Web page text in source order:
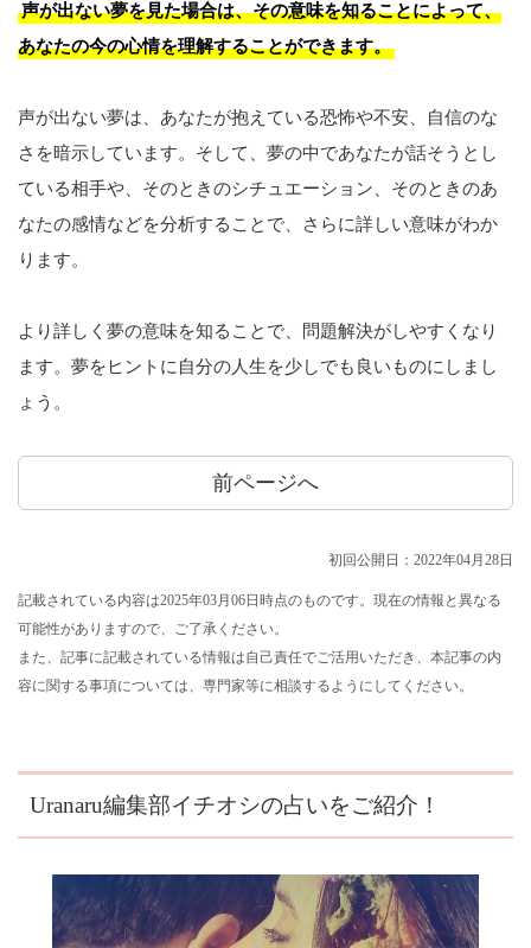
声が出ない夢を見た場合は、その意味を知ることによって、
あなたの今の心情を理解することができます。
声が出ない夢は、あなたが抱えている恐怖や不安、自信のな
さを暗示しています。そして、夢の中であなたが話そうとし
ている相手や、そのときのシチュエーション、そのときのあ
なたの感情などを分析することで、さらに詳しい意味がわか
ります。
より詳しく夢の意味を知ることで、問題解決がしやすくなり
ます。夢をヒントに自分の人生を少しでも良いものにしまし
ょう。
前ページへ
初回公開日：2022年04月28日
記載されている内容は2025年03月06日時点のものです。現在の情報と異なる
可能性がありますので、ご了承ください。
また、記事に記載されている情報は自己責任でご活用いただき、本記事の内
容に関する事項については、専門家等に相談するようにしてください。
Uranaru編集部イチオシの占いをご紹介！